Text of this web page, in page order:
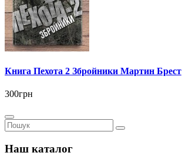
Книга Пехота 2 Збройники Мартин Брест
300грн
Наш каталог